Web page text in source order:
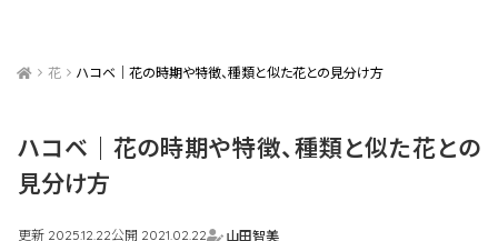
花 ハコベ｜花の時期や特徴、種類と似た花との見分け方
ハコベ｜花の時期や特徴、種類と似た花との
見分け方
更新 2025.12.22公開 2021.02.22
山田智美